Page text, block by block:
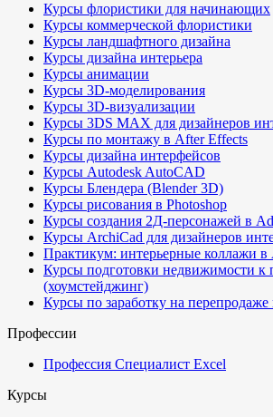
Курсы флористики для начинающих
Курсы коммерческой флористики
Курсы ландшафтного дизайна
Курсы дизайна интерьера
Курсы анимации
Курсы 3D-моделирования
Курсы 3D-визуализации
Курсы 3DS MAX для дизайнеров
Курсы по монтажу в After Effects
Курсы дизайна интерфейсов
Курсы Autodesk AutoCAD
Курсы Блендера (Blender 3D)
Курсы рисования в Photoshop
Курсы создания 2Д-персонажей в
Курсы ArchiCad для дизайнеров
Практикум: интерьерные коллажи в
Курсы подготовки недвижимости к
(хоумстейджинг)
Курсы по заработку на
Профессии
Профессия Специалист Excel
Курсы